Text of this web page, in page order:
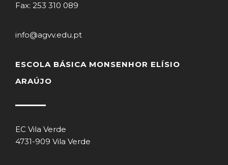
Fax: 253 310 089
info@agvv.edu.pt
ESCOLA BÁSICA MONSENHOR ELÍSIO
ARAÚJO
EC Vila Verde
4731-909 Vila Verde